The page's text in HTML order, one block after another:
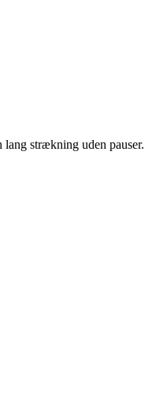
strækning uden pauser.